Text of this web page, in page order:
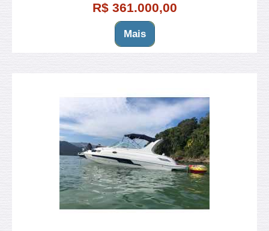
R$ 361.000,00
Mais